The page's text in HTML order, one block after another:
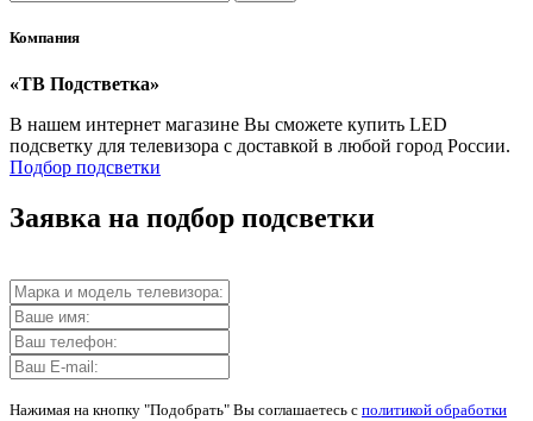
Компания
«ТВ Подстветка»
В нашем интернет магазине Вы сможете купить LED
подсветку для телевизора с доставкой в любой город России.
Подбор подсветки
Заявка на подбор подсветки
Нажимая на кнопку "Подобрать" Вы соглашаетесь с политикой обработки